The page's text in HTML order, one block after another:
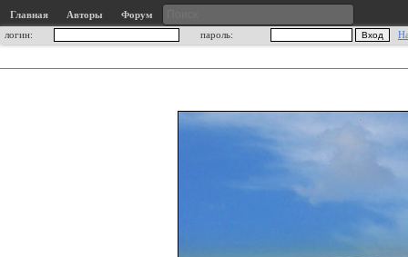
Главная Авторы
Форум
логин:
пароль: